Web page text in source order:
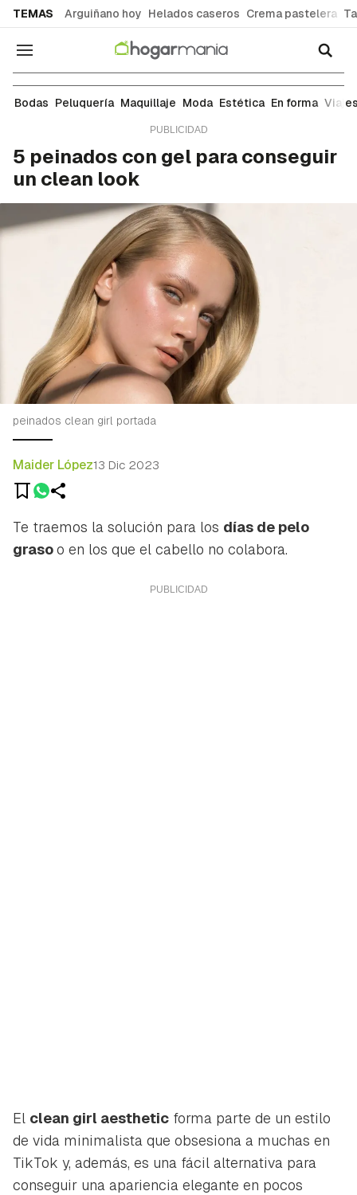
TEMAS Arguiñano hoy Helados caseros Crema pastelera
Navegación
Peluquería
Bodas Peluquería Maquillaje Moda Estética En forma
5 peinados con gel para conseguir
un clean look
peinados clean girl portada
Maider López13 Dic 2023
Te traemos la solución para los días de pelo
grasoo en los que el cabello no colabora.
El clean girl aesthetic forma parte de un estilo
de vida minimalista que obsesiona a muchas en
TikTok y, además, es una fácil alternativa para
conseguir una apariencia elegante en pocos